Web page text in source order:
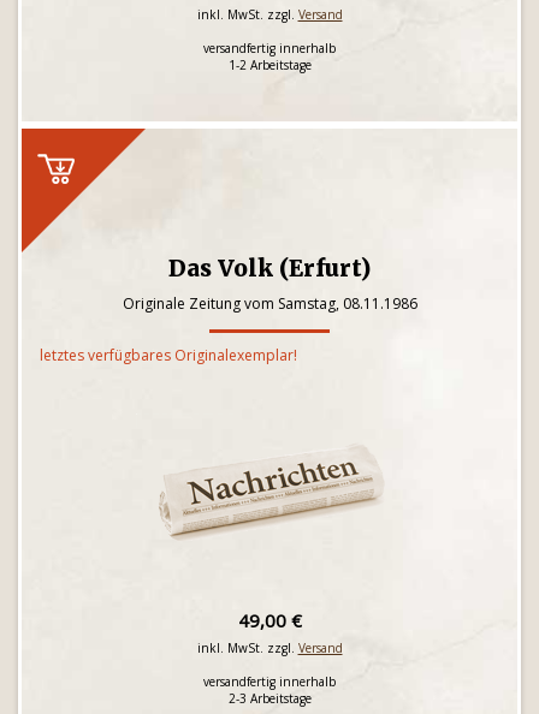
inkl. MwSt. zzgl. Versand
versandfertig innerhalb
1-2 Arbeitstage
Das Volk (Erfurt)
Originale Zeitung vom Samstag, 08.11.1986
letztes verfügbares Originalexemplar!
49,00 €
inkl. MwSt. zzgl. Versand
versandfertig innerhalb
2-3 Arbeitstage